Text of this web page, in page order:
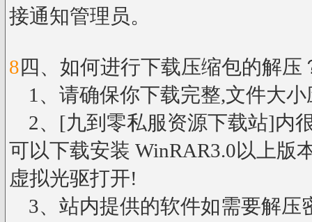
接通知管理员。
8四、如何进行下载压缩包的解压
1、请确保你下载完整,文件大小
2、[九到零私服资源下载站]内
可以下载安装 WinRAR3.0以上版
虚拟光驱打开!
3、站内提供的软件如需要解压